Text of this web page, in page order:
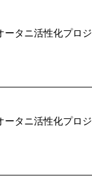
ータニ活性化プロジ
ータニ活性化プロジ